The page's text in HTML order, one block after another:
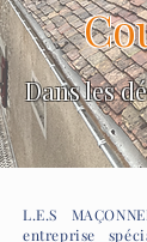
Dans les
L.E.S
entreprise